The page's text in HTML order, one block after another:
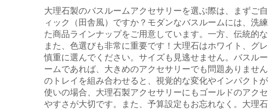
大理石製のバスルームアクセサリーを選ぶ際は、まずご
ィック（田舎風）ですか？モダンなバスルームには、洗
た商品ラインナップをご用意しています。一方、伝統的
また、色選びも非常に重要です！大理石はホワイト、グ
慎重に選んでください。サイズも見逃せません。バスル
ームであれば、大きめのアクセサリーでも問題ありませ
のトレイを組み合わせると、視覚的な変化やインパクト
使いの場合、大理石製アクセサリーにもゴールドのアク
やすさが大切です。また、予算設定もお忘れなく。大理